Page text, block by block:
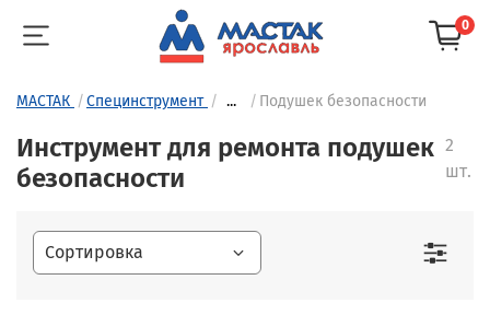
0
МАСТАК Специнструмент ... Подушек безопасности
Инструмент для ремонта подушек
безопасности
2
шт.